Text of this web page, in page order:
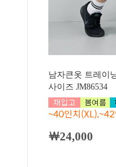
남자큰옷 트레이
사이즈 JM86534
~40인치
￦24,000